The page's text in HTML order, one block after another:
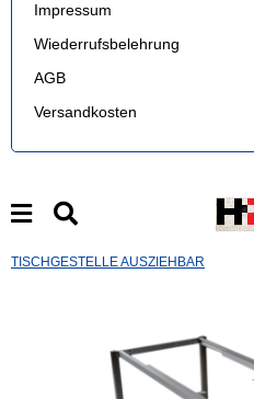
Impressum
Wiederrufsbelehrung
AGB
Versandkosten
TISCHGESTELLE AUSZIEHBAR